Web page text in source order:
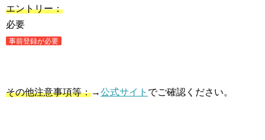
エントリー：
必要
事前登録が必要
その他注意事項等：→公式サイト でご確認ください。